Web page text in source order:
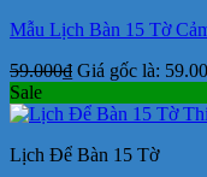
Mẫu Lịch Bàn 15 Tờ
59.000₫ Giá gốc là:
Sale
Lịch Để Bàn 15 Tờ